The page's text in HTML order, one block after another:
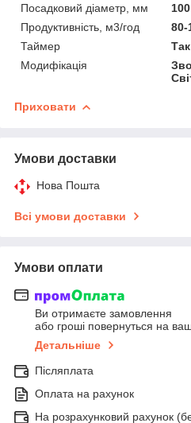
Посадковий діаметр, мм
100
Продуктивність, м3/год
80-
Таймер
Так
Модифікація
Приховати
Умови доставки
Нова Пошта
Всі умови доставки
Умови оплати
Ви отримаєте замовлення
або гроші повернуться на
Детальніше
Післяплата
Оплата на рахунок
На розрахунковий рахунок